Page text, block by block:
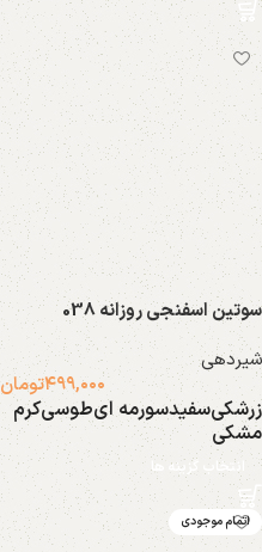
سوتین اسفنجی روزانه 038
شیردهی
۴۹۹,۰۰۰تومان
زرشکیسفیدسورمه ایطوسیکرم
مشکی
انتخاب گزینه ها
اتمام موجودی